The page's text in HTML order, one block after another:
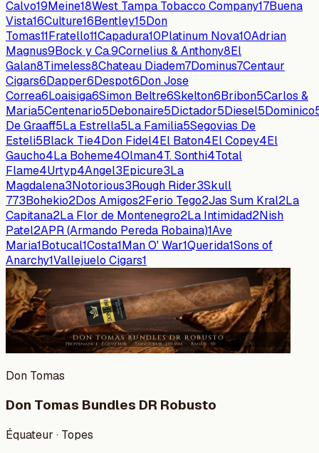
Calvo19Meine18West Tampa Tobacco Company17Buena
Vista16Culture16Bentley15Don
Tomas11Fratello11Capadura10Platinum Nova10Adrian
Magnus9Bock y Ca.9Cornelius & Anthony8El
Galan8Timeless8Chateau Diadem7Dominus7Centaur
Cigars6Dapper6Despot6Don Jose
Correa6Loaisiga6Simon Beltre6Skelton6Bribon5Carlos &
Maria5Centenario5Debonaire5Dictador5Diesel5Dominico
De Graaff5La Estrella5La Familia5Segovias De
Esteli5Black Tie4Don Fidel4El Baton4El Copey4El
Gaucho4La Boheme4Olman4T. Sonthi4Total
Flame4Urtyp4Angel3Epicure3La
Magdalena3Notorious3Rough Rider3Skull
773Bohekio2Dos Amigos2Ferio Tego2Jas Sum Kral2La
Capitana2La Flor de Montenegro2La Intimidad2Nish
Patel2APR (Armando Pereda Robaina)1Ave
Maria1Botucal1Costa1Man O' War1Querida1Sons of
Anarchy1Vallejuelo Cigars1
Don Tomas
Don Tomas Bundles DR Robusto
Équateur · Topes